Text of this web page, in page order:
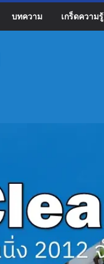
บทความ เกร็ดความรู้